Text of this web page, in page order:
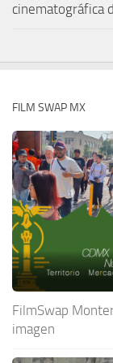
cinematográfica
FILM SWAP MX
FilmSwap
imagen